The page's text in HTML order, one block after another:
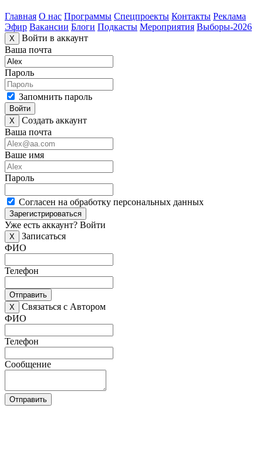
Главная О нас Программы Спецпроекты Контакты Реклама
Эфир Вакансии Блоги Подкасты Мероприятия Выборы-2026
X
Войти в аккаунт
Ваша почта
Пароль
Запомнить пароль
Войти
X
Создать аккаунт
Ваша почта
Ваше имя
Пароль
Согласен на обработку персональных данных
Зарегистрироваться
Уже есть аккаунт? Войти
X
Записаться
ФИО
Телефон
Отправить
X
Связаться с Автором
ФИО
Телефон
Сообщение
Отправить